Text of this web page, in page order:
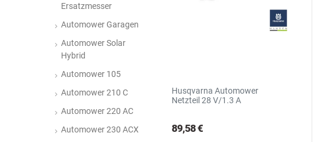
Ersatzmesser
Automower Garagen
Automower Solar
Hybrid
Automower 105
Automower 210 C
Automower 220 AC
Automower 230 ACX
Husqvarna Automower
Netzteil 28 V/1.3 A
89,58 €